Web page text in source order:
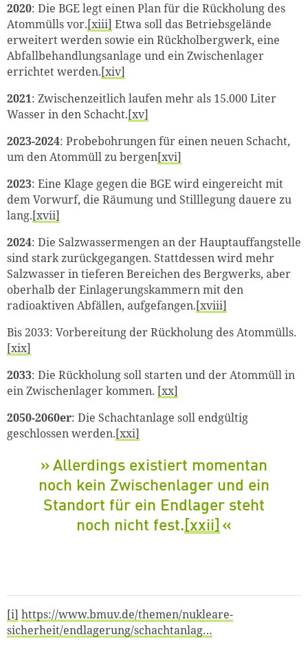
2020: Die BGE legt einen Plan für die Rückholung des
Atommülls vor.[xiii] Etwa soll das Betriebsgelände
erweitert werden sowie ein Rückholbergwerk, eine
Abfallbehandlungsanlage und ein Zwischenlager
errichtet werden.[xiv]
2021: Zwischenzeitlich laufen mehr als 15.000 Liter
Wasser in den Schacht.[xv]
2023-2024: Probebohrungen für einen neuen Schacht,
um den Atommüll zu bergen[xvi]
2023: Eine Klage gegen die BGE wird eingereicht mit
dem Vorwurf, die Räumung und Stilllegung dauere zu
lang.[xvii]
2024: Die Salzwassermengen an der Hauptauffangstelle
sind stark zurückgegangen. Stattdessen wird mehr
Salzwasser in tieferen Bereichen des Bergwerks, aber
oberhalb der Einlagerungskammern mit den
radioaktiven Abfällen, aufgefangen.[xviii]
Bis 2033: Vorbereitung der Rückholung des Atommülls.
[xix]
2033: Die Rückholung soll starten und der Atommüll in
ein Zwischenlager kommen. [xx]
2050-2060er: Die Schachtanlage soll endgültig
geschlossen werden.[xxi]
Allerdings existiert momentan
noch kein Zwischenlager und ein
Standort für ein Endlager steht
noch nicht fest. [xxii]
[i] https://www.bmuv.de/themen/nukleare-
sicherheit/endlagerung/schachtanlag…